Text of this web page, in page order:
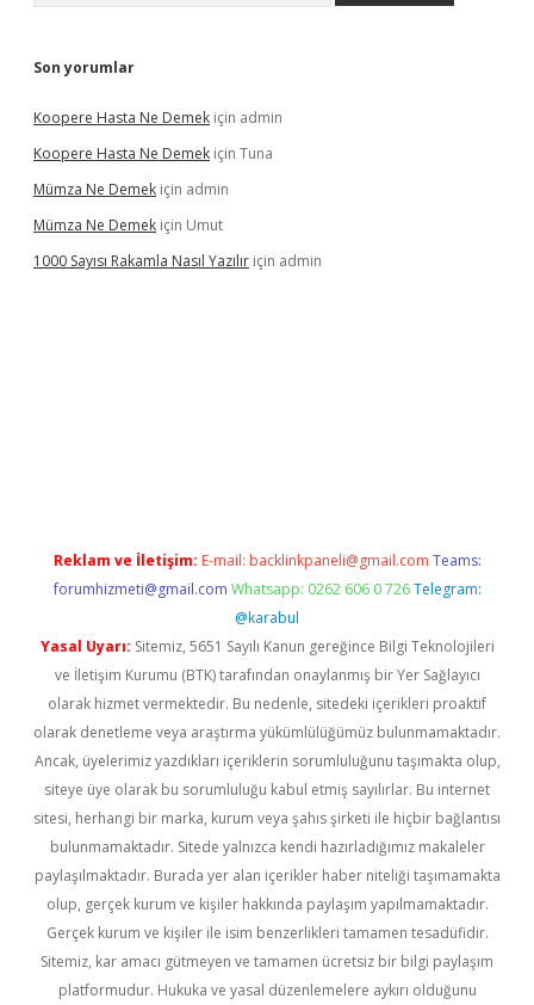
Son yorumlar
Koopere Hasta Ne Demek için admin
Koopere Hasta Ne Demek için Tuna
Mümza Ne Demek için admin
Mümza Ne Demek için Umut
1000 Sayısı Rakamla Nasıl Yazılır için admin
Reklam ve İletişim: E-mail: backlinkpaneli@gmail.com Teams:
forumhizmeti@gmail.com Whatsapp: 0262 606 0 726 Telegram:
@karabul
Yasal Uyarı: Sitemiz, 5651 Sayılı Kanun gereğince Bilgi Teknolojileri
ve İletişim Kurumu (BTK) tarafından onaylanmış bir Yer Sağlayıcı
olarak hizmet vermektedir. Bu nedenle, sitedeki içerikleri proaktif
olarak denetleme veya araştırma yükümlülüğümüz bulunmamaktadır.
Ancak, üyelerimiz yazdıkları içeriklerin sorumluluğunu taşımakta olup,
siteye üye olarak bu sorumluluğu kabul etmiş sayılırlar. Bu internet
sitesi, herhangi bir marka, kurum veya şahıs şirketi ile hiçbir bağlantısı
bulunmamaktadır. Sitede yalnızca kendi hazırladığımız makaleler
paylaşılmaktadır. Burada yer alan içerikler haber niteliği taşımamakta
olup, gerçek kurum ve kişiler hakkında paylaşım yapılmamaktadır.
Gerçek kurum ve kişiler ile isim benzerlikleri tamamen tesadüfidir.
Sitemiz, kar amacı gütmeyen ve tamamen ücretsiz bir bilgi paylaşım
platformudur. Hukuka ve yasal düzenlemelere aykırı olduğunu